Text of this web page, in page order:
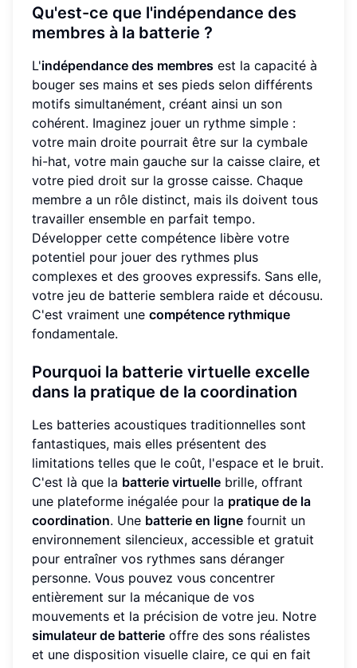
Qu'est-ce que l'indépendance des
membres à la batterie ?
L'indépendance des membres est la capacité à
bouger ses mains et ses pieds selon différents
motifs simultanément, créant ainsi un son
cohérent. Imaginez jouer un rythme simple :
votre main droite pourrait être sur la cymbale
hi-hat, votre main gauche sur la caisse claire, et
votre pied droit sur la grosse caisse. Chaque
membre a un rôle distinct, mais ils doivent tous
travailler ensemble en parfait tempo.
Développer cette compétence libère votre
potentiel pour jouer des rythmes plus
complexes et des grooves expressifs. Sans elle,
votre jeu de batterie semblera raide et décousu.
C'est vraiment une compétence rythmique
fondamentale.
Pourquoi la batterie virtuelle excelle
dans la pratique de la coordination
Les batteries acoustiques traditionnelles sont
fantastiques, mais elles présentent des
limitations telles que le coût, l'espace et le bruit.
C'est là que la batterie virtuelle brille, offrant
une plateforme inégalée pour la pratique de la
coordination. Une batterie en ligne fournit un
environnement silencieux, accessible et gratuit
pour entraîner vos rythmes sans déranger
personne. Vous pouvez vous concentrer
entièrement sur la mécanique de vos
mouvements et la précision de votre jeu. Notre
simulateur de batterie offre des sons réalistes
et une disposition visuelle claire, ce qui en fait